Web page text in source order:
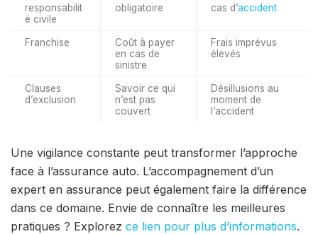
responsabilit
é civile
obligatoire
cas d’accident
Franchise
Coût à payer
en cas de
sinistre
Frais imprévus
élevés
Clauses
d’exclusion
Savoir ce qui
n’est pas
couvert
Désillusions au
moment de
l’accident
Une vigilance constante peut transformer l’approche
face à l’assurance auto. L’accompagnement d’un
expert en assurance peut également faire la différence
dans ce domaine. Envie de connaître les meilleures
pratiques ? Explorez ce lien pour plus d’informations.